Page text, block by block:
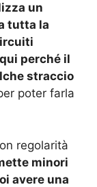
un
tutta la
perché il
straccio
poter farla
regolarità
minori
avere una